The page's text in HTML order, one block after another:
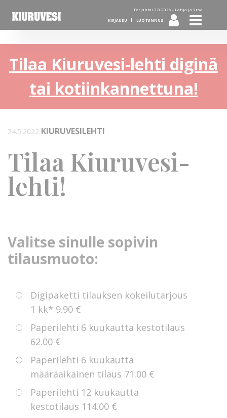
Perjantai 7.8.2026 - Lahja ja Yrsa
KIRJAUDU LUO TUNNUS
Tilaa Kiuruvesi-lehti diginä
tai kotiinkannettuna!
24.5.2022 KIURUVESILEHTI
Tilaa Kiuruvesi-
lehti!
Valitse sinulle sopivin
tilausmuoto:
Digipaketti tilauksen kokeilutarjous
1 kk* 9.90 €
Paperilehti 6 kuukautta kestotilaus
62.00 €
Paperilehti 6 kuukautta
määräaikainen tilaus 71.00 €
Paperilehti 12 kuukautta
kestotilaus 114.00 €